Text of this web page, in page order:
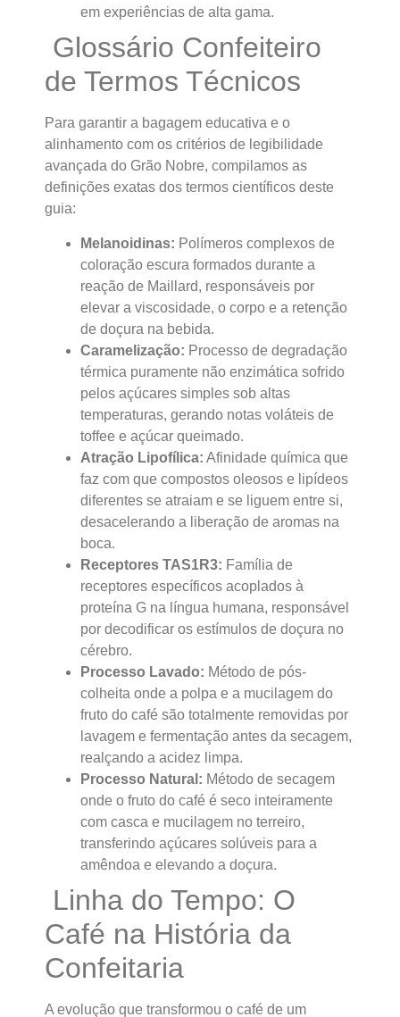
em experiências de alta gama.
Glossário Confeiteiro
de Termos Técnicos
Para garantir a bagagem educativa e o
alinhamento com os critérios de legibilidade
avançada do Grão Nobre, compilamos as
definições exatas dos termos científicos deste
guia:
Melanoidinas: Polímeros complexos de
coloração escura formados durante a
reação de Maillard, responsáveis por
elevar a viscosidade, o corpo e a retenção
de doçura na bebida.
Caramelização: Processo de degradação
térmica puramente não enzimática sofrido
pelos açúcares simples sob altas
temperaturas, gerando notas voláteis de
toffee e açúcar queimado.
Atração Lipofílica: Afinidade química que
faz com que compostos oleosos e lipídeos
diferentes se atraiam e se liguem entre si,
desacelerando a liberação de aromas na
boca.
Receptores TAS1R3: Família de
receptores específicos acoplados à
proteína G na língua humana, responsável
por decodificar os estímulos de doçura no
cérebro.
Processo Lavado: Método de pós-
colheita onde a polpa e a mucilagem do
fruto do café são totalmente removidas por
lavagem e fermentação antes da secagem,
realçando a acidez limpa.
Processo Natural: Método de secagem
onde o fruto do café é seco inteiramente
com casca e mucilagem no terreiro,
transferindo açúcares solúveis para a
amêndoa e elevando a doçura.
Linha do Tempo: O
Café na História da
Confeitaria
A evolução que transformou o café de um